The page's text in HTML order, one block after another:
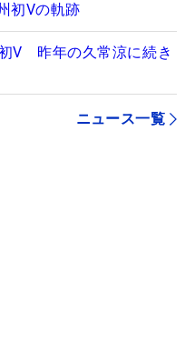
初Vの軌跡
V 昨年の久常涼に続き
ニュース一覧